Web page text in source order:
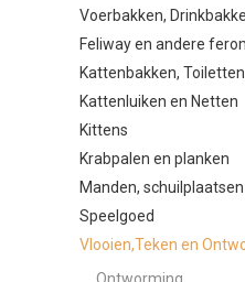
Voerbakken,
Feliway en andere
Kattenbakken,
Kattenluiken en Netten
Kittens
Krabpalen en planken
Manden,
Speelgoed
Vlooien,Teken en
Ontworming